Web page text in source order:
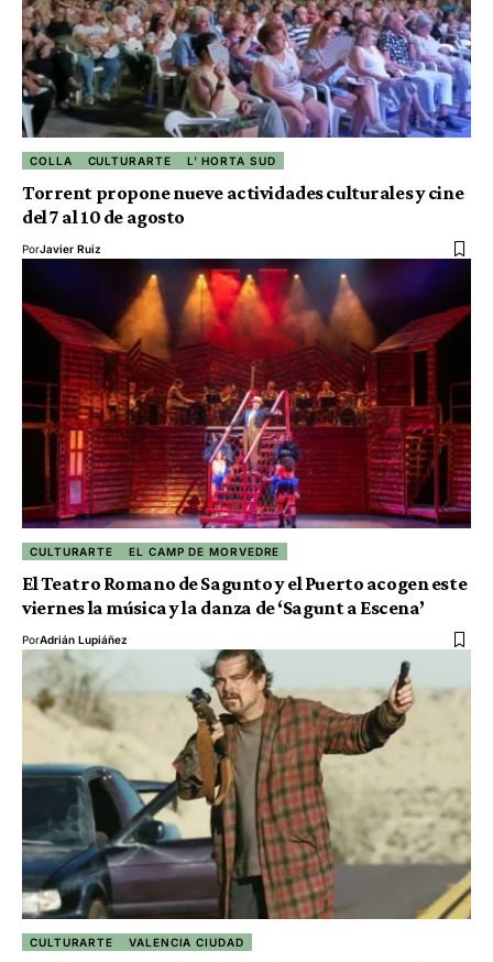
COLLA CULTURARTE L' HORTA SUD
Torrent propone nueve actividades culturales y cine
del 7 al 10 de agosto
PorJavier Ruiz
CULTURARTE EL CAMP DE MORVEDRE
El Teatro Romano de Sagunto y el Puerto acogen este
viernes la música y la danza de ‘Sagunt a Escena’
PorAdrián Lupiáñez
CULTURARTE VALENCIA CIUDAD